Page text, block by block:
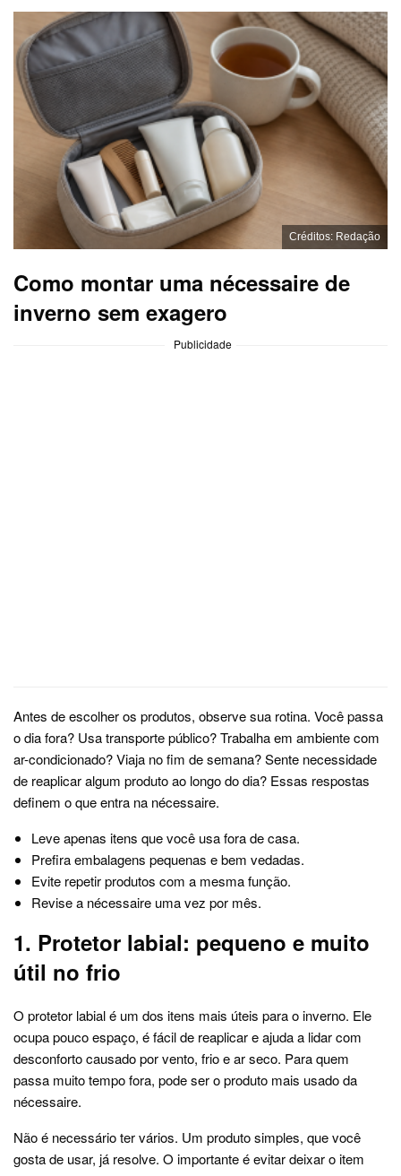
Créditos: Redação
Como montar uma nécessaire de
inverno sem exagero
Publicidade
Antes de escolher os produtos, observe sua rotina. Você passa
o dia fora? Usa transporte público? Trabalha em ambiente com
ar-condicionado? Viaja no fim de semana? Sente necessidade
de reaplicar algum produto ao longo do dia? Essas respostas
definem o que entra na nécessaire.
Leve apenas itens que você usa fora de casa.
Prefira embalagens pequenas e bem vedadas.
Evite repetir produtos com a mesma função.
Revise a nécessaire uma vez por mês.
1. Protetor labial: pequeno e muito
útil no frio
O protetor labial é um dos itens mais úteis para o inverno. Ele
ocupa pouco espaço, é fácil de reaplicar e ajuda a lidar com
desconforto causado por vento, frio e ar seco. Para quem
passa muito tempo fora, pode ser o produto mais usado da
nécessaire.
Não é necessário ter vários. Um produto simples, que você
gosta de usar, já resolve. O importante é evitar deixar o item